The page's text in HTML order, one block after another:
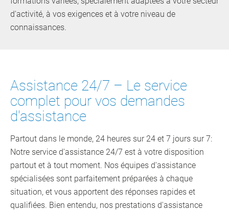
d'activité, à vos exigences et à votre niveau de
connaissances.
Assistance 24/7 – Le service
complet pour vos demandes
d'assistance
Partout dans le monde, 24 heures sur 24 et 7 jours sur 7:
Notre service d'assistance 24/7 est à votre disposition
partout et à tout moment. Nos équipes d'assistance
spécialisées sont parfaitement préparées à chaque
situation, et vous apportent des réponses rapides et
qualifiées. Bien entendu, nos prestations d'assistance